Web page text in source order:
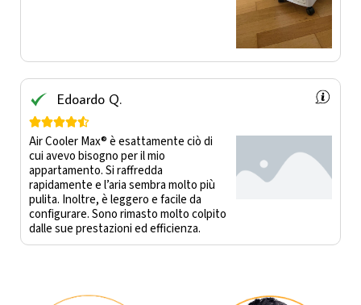
Edoardo Q.

Air Cooler Max®️ è esattamente ciò di
cui avevo bisogno per il mio
appartamento. Si raffredda
rapidamente e l’aria sembra molto più
pulita. Inoltre, è leggero e facile da
configurare. Sono rimasto molto colpito
dalle sue prestazioni ed efficienza.